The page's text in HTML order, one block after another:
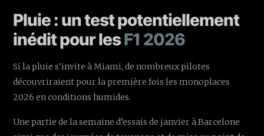
Pluie : un test potentiellement
inédit pour lesF1 2026
Si la pluie s’invite à Miami, de nombreux pilotes
découvriraient pour la première fois les monoplaces
2026 en conditions humides.
Une partie de la semaine d’essais de janvier à Barcelone